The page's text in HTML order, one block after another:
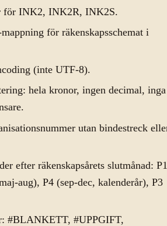
för INK2, INK2R, INK2S.
för räkenskapsschemat i
(inte UTF-8).
hela kronor, ingen decimal, inga
utan bindestreck
efter räkenskapsårets slutmånad: P1
aug), P4 (sep-dec, kalenderår), P3
#BLANKETT, #UPPGIFT,